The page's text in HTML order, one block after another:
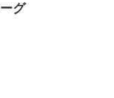
グ